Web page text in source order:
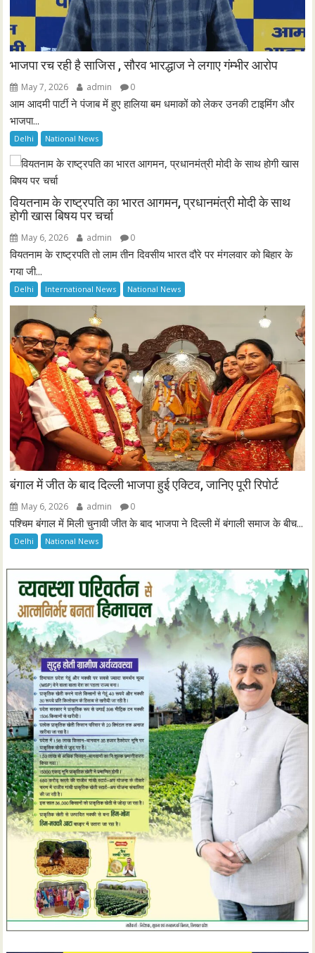
भाजपा रच रही है साजिस , सौरव भारद्धाज ने लगाए गंम्भीर आरोप
May 7, 2026 admin 0
आम आदमी पार्टी ने पंजाब में हुए हालिया बम धमाकों को लेकर उनकी टाइमिंग और
भाजपा...
Delhi National News
वियतनाम के राष्ट्रपति का भारत आगमन, प्रधानमंत्री मोदी के साथ
होगी खास बिषय पर चर्चा
May 6, 2026 admin 0
वियतनाम के राष्ट्रपति तो लाम तीन दिवसीय भारत दौरे पर मंगलवार को बिहार के
गया जी...
Delhi International News National News
बंगाल में जीत के बाद दिल्ली भाजपा हुई एक्टिव, जानिए पूरी रिपोर्ट
May 6, 2026 admin 0
पश्चिम बंगाल में मिली चुनावी जीत के बाद भाजपा ने दिल्ली में बंगाली समाज के बीच...
Delhi National News